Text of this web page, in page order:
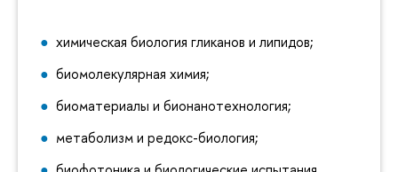
химическая биология гликанов и липидов;
биомолекулярная химия;
биоматериалы и бионанотехнология;
метаболизм и редокс-биология;